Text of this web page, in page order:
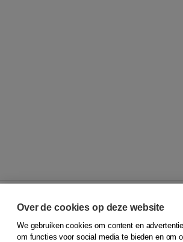
© 2026Koninklijke Boom uitgevers
Over de cookies op deze website
We gebruiken cookies om content en
om functies voor social media te bieden en om